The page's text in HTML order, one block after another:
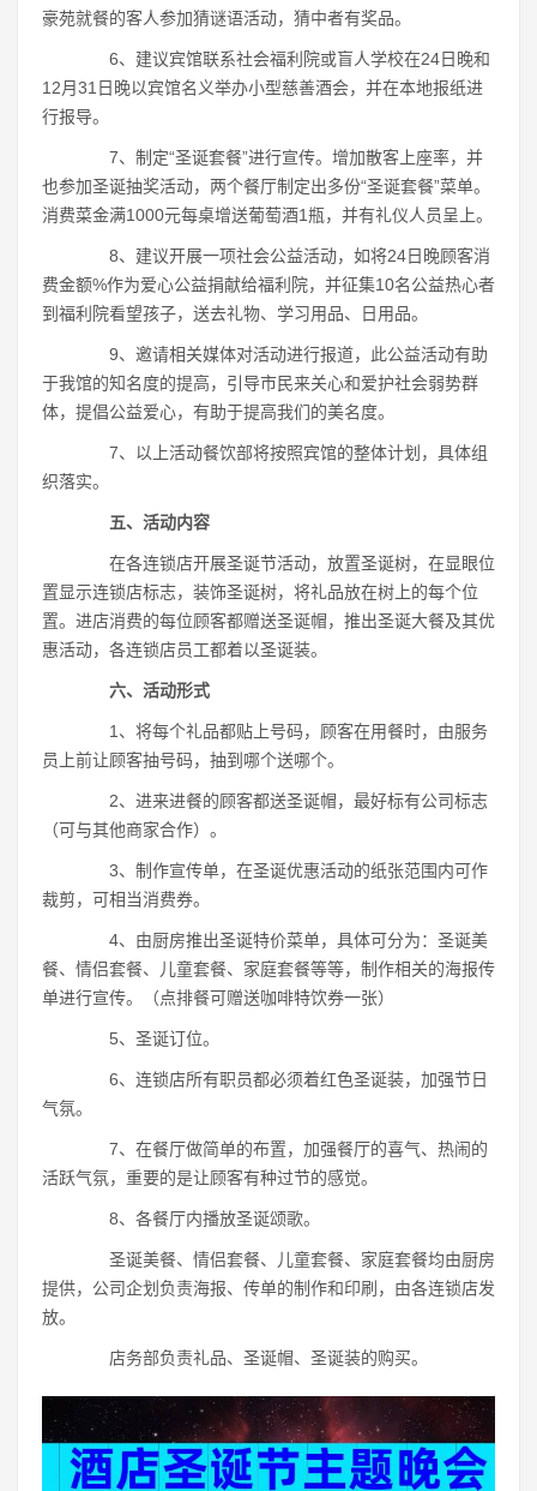
豪苑就餐的客人参加猜谜语活动，猜中者有奖品。
6、建议宾馆联系社会福利院或盲人学校在24日晚和
12月31日晚以宾馆名义举办小型慈善酒会，并在本地报纸进
行报导。
7、制定“圣诞套餐”进行宣传。增加散客上座率，并
也参加圣诞抽奖活动，两个餐厅制定出多份“圣诞套餐”菜单。
消费菜金满1000元每桌增送葡萄酒1瓶，并有礼仪人员呈上。
8、建议开展一项社会公益活动，如将24日晚顾客消
费金额%作为爱心公益捐献给福利院，并征集10名公益热心者
到福利院看望孩子，送去礼物、学习用品、日用品。
9、邀请相关媒体对活动进行报道，此公益活动有助
于我馆的知名度的提高，引导市民来关心和爱护社会弱势群
体，提倡公益爱心，有助于提高我们的美名度。
7、以上活动餐饮部将按照宾馆的整体计划，具体组
织落实。
五、活动内容
在各连锁店开展圣诞节活动，放置圣诞树，在显眼位
置显示连锁店标志，装饰圣诞树，将礼品放在树上的每个位
置。进店消费的每位顾客都赠送圣诞帽，推出圣诞大餐及其优
惠活动，各连锁店员工都着以圣诞装。
六、活动形式
1、将每个礼品都贴上号码，顾客在用餐时，由服务
员上前让顾客抽号码，抽到哪个送哪个。
2、进来进餐的顾客都送圣诞帽，最好标有公司标志
（可与其他商家合作）。
3、制作宣传单，在圣诞优惠活动的纸张范围内可作
裁剪，可相当消费券。
4、由厨房推出圣诞特价菜单，具体可分为：圣诞美
餐、情侣套餐、儿童套餐、家庭套餐等等，制作相关的海报传
单进行宣传。（点排餐可赠送咖啡特饮券一张）
5、圣诞订位。
6、连锁店所有职员都必须着红色圣诞装，加强节日
气氛。
7、在餐厅做简单的布置，加强餐厅的喜气、热闹的
活跃气氛，重要的是让顾客有种过节的感觉。
8、各餐厅内播放圣诞颂歌。
圣诞美餐、情侣套餐、儿童套餐、家庭套餐均由厨房
提供，公司企划负责海报、传单的制作和印刷，由各连锁店发
放。
店务部负责礼品、圣诞帽、圣诞装的购买。